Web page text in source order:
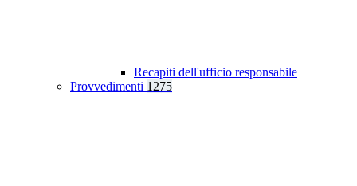
Recapiti dell'ufficio responsabile
Provvedimenti 1275